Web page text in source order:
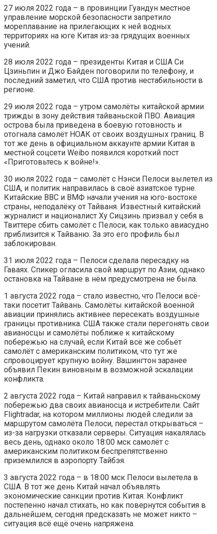
27 июля 2022 года – в провинции Гуандун местное
управление морской безопасности запретило
мореплавание на прилегающих к ней водных
территориях на юге Китая из-за грядущих военных
учений.
28 июля 2022 года – президенты Китая и США Си
Цзиньпин и Джо Байден поговорили по телефону, и
последний заметил, что США против нестабильности в
регионе.
29 июля 2022 года – утром самолёты китайской армии
трижды в зону действия тайваньской ПВО. Авиация
острова была приведена в боевую готовность и
отогнала самолёт НОАК от своих воздушных границ. В
тот же день в официальном аккаунте армии Китая в
местной соцсети Weibo появился короткий пост
«Приготовьтесь к войне!».
30 июля 2022 года – самолёт с Нэнси Пелоси вылетел из
США, и политик направилась в своё азиатское турне.
Китайские ВВС и ВМФ начали учения на юго-востоке
страны, неподалёку от Тайваня. Известный китайский
журналист и националист Ху Сицзинь призвал у себя в
Твиттере сбить самолёт с Пелоси, как только авиасудно
приблизится к Тайваню. За это его профиль был
заблокирован.
31 июля 2022 года – Пелоси сделала пересадку на
Гаваях. Спикер огласила свой маршрут по Азии, однако
остановка на Тайване в нём предусмотрена не была.
1 августа 2022 года – стало известно, что Пелоси всё-
таки посетит Тайвань. Самолёты китайской военной
авиации принялись активнее пересекать воздушные
границы противника. США также стали перегонять свои
авианосцы и самолёты поближе к китайскому
побережью на случай, если Китай всё же собьёт
самолёт с американским политиком, что тут же
спровоцирует крупную войну. Вашингтон заранее
объявил Пекин виновным в возможной эскалации
конфликта.
2 августа 2022 года – Китай направил к тайваньскому
побережью два своих авианосца и истребители. Сайт
Flightradar, на котором миллионы людей следили за
маршрутом самолёта Пелоси, перестал открываться –
из-за нагрузки отказали серверы. Ситуация накалялась
весь день, однако около 18:00 мск самолёт с
американским политиком беспрепятственно
приземлился в аэропорту Тайбэя.
3 августа 2022 года – в 18:00 мск Пелоси вылетела в
США. В тот же день Китай начал объявлять
экономические санкции против Китая. Конфликт
постепенно начал стихать, но как повернутся события в
дальнейшем, сегодня предсказать не может никто –
ситуация всё ещё очень напряжена.